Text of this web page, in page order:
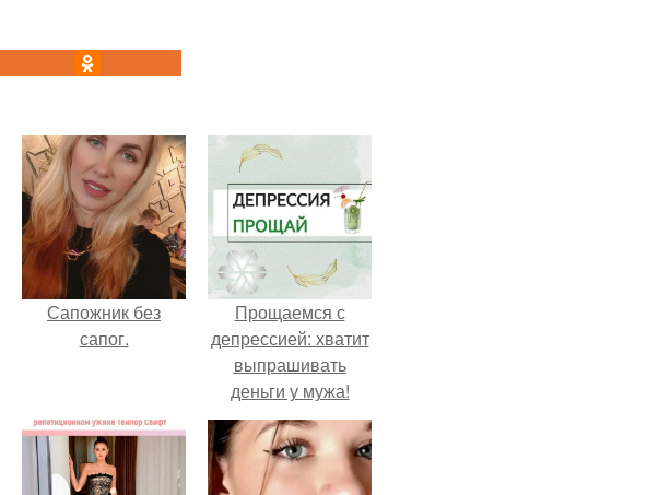
Сапожник без
сапог.
Прощаемся с
депрессией: хватит
выпрашивать
деньги у мужа!